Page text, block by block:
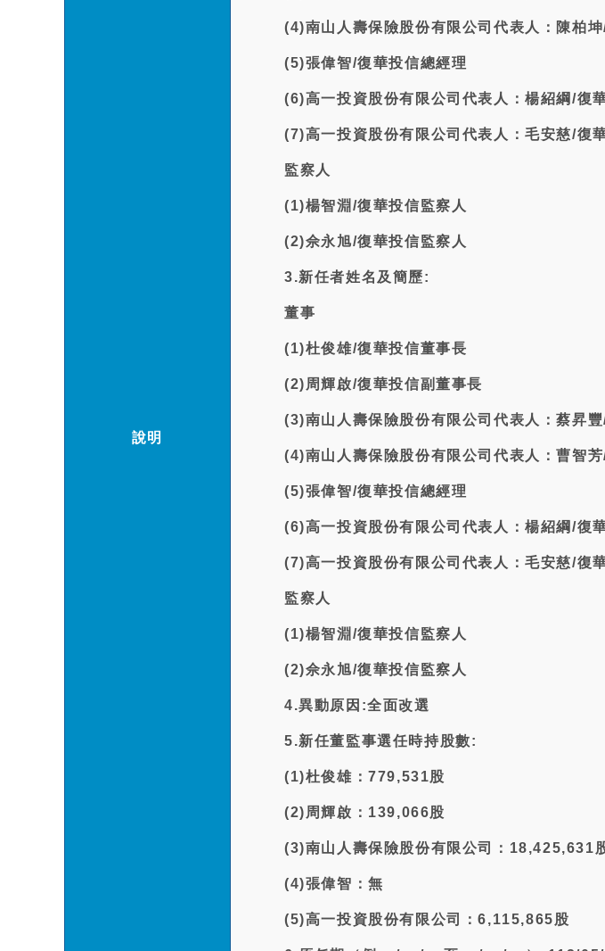
說明
(4)南山人壽保險股份有限公司代表人：陳柏
(5)張偉智/復華投信總經理
(6)高一投資股份有限公司代表人：楊紹綱/復
(7)高一投資股份有限公司代表人：毛安慈/復
監察人
(1)楊智淵/復華投信監察人
(2)佘永旭/復華投信監察人
3.新任者姓名及簡歷:
董事
(1)杜俊雄/復華投信董事長
(2)周輝啟/復華投信副董事長
(3)南山人壽保險股份有限公司代表人：蔡昇
(4)南山人壽保險股份有限公司代表人：曹智
(5)張偉智/復華投信總經理
(6)高一投資股份有限公司代表人：楊紹綱/復
(7)高一投資股份有限公司代表人：毛安慈/復
監察人
(1)楊智淵/復華投信監察人
(2)佘永旭/復華投信監察人
4.異動原因:全面改選
5.新任董監事選任時持股數:
(1)杜俊雄：779,531股
(2)周輝啟：139,066股
(3)南山人壽保險股份有限公司：18,425,631
(4)張偉智：無
(5)高一投資股份有限公司：6,115,865股